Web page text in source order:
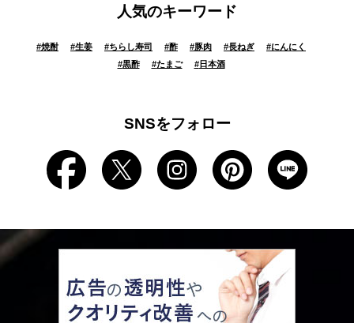
人気のキーワード
#焼酎 #生姜 #ちらし寿司 #酢 #豚肉 #長ねぎ #にんにく
#黒酢 #たまご #日本酒
SNSをフォロー